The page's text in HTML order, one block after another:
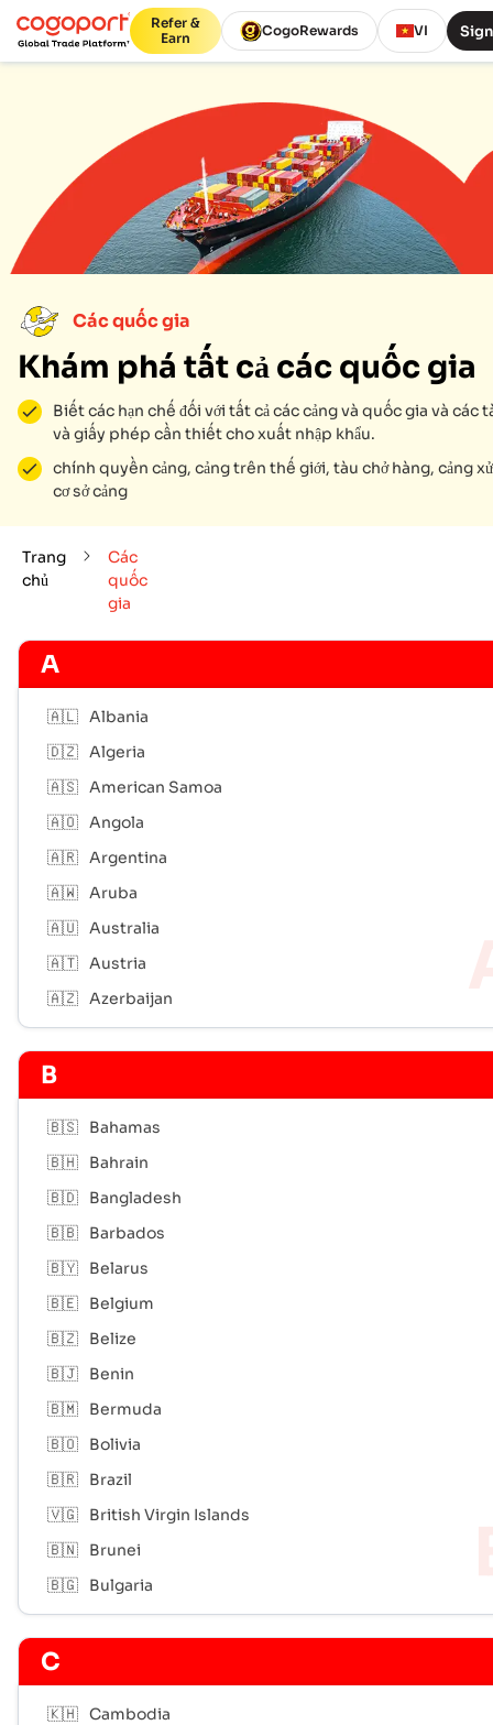
Refer &
Earn
CogoRewards VI
Các quốc gia
Khám phá tất cả các quốc gia
Biết các hạn chế đối với tất cả các cảng và quốc gia và các
và giấy phép cần thiết cho xuất nhập khẩu.
chính quyền cảng, cảng trên thế giới, tàu chở hàng, cảng
cơ sở cảng
Trang
chủ
Các
quốc
gia
A
🇦🇱 Albania
🇩🇿 Algeria
🇦🇸 American Samoa
🇦🇴 Angola
🇦🇷 Argentina
🇦🇼 Aruba
🇦🇺 Australia
🇦🇹 Austria
🇦🇿 Azerbaijan
B
🇧🇸
Bahamas
🇧🇭
Bahrain
🇧🇩
Bangladesh
🇧🇧
Barbados
🇧🇾
Belarus
🇧🇪
Belgium
🇧🇿
Belize
🇧🇯
Benin
🇧🇲
Bermuda
🇧🇴
Bolivia
🇧🇷
Brazil
🇻🇬
British Virgin Islands
🇧🇳
Brunei
🇧🇬
Bulgaria
C
🇰🇭 Cambodia